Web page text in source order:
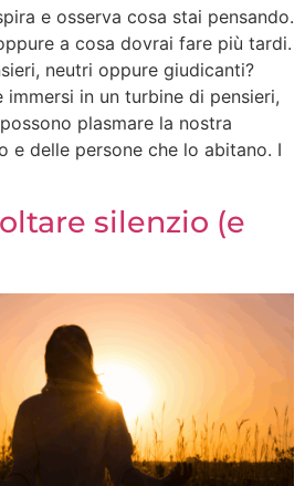
e osserva cosa stai pensando.
a cosa dovrai fare più tardi.
neutri oppure giudicanti?
immersi in un turbine di pensieri,
plasmare la nostra
e delle persone che lo abitano. I
silenzio (e